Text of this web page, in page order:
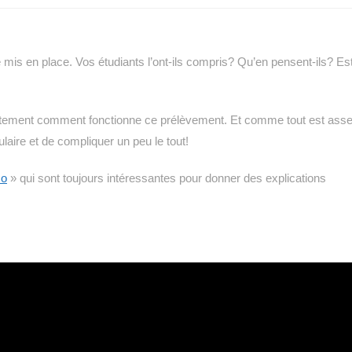
en place. Vos étudiants l’ont-ils compris? Qu’en pensent-ils?
comment fonctionne ce prélèvement. Et comme tout est
et de compliquer un peu le tout!
» qui sont toujours intéressantes pour donner des explications